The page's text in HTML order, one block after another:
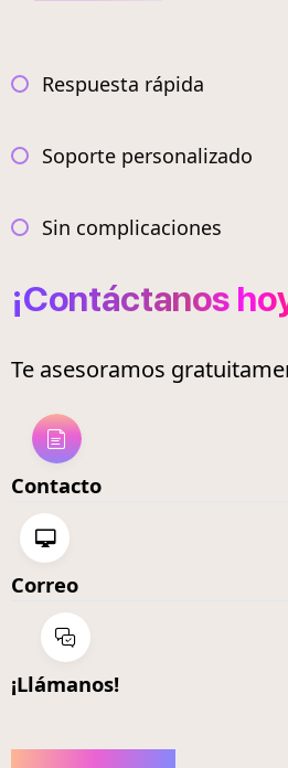
Respuesta rápida
Soporte personalizado
Sin complicaciones
¡Contáctanos
Te asesoramos
Contacto
Correo
¡Llámanos!